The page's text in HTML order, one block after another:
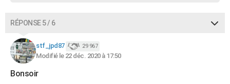
RÉPONSE 5 / 6
stf_jpd87 29 967
Modifié le 22 déc. 2020 à 17:50
Bonsoir